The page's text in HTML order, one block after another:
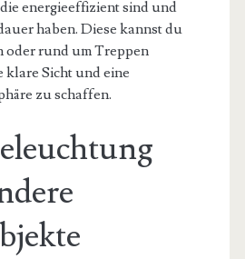
energieeffizient sind und
haben. Diese kannst du
oder rund um Treppen
klare Sicht und eine
zu schaffen.